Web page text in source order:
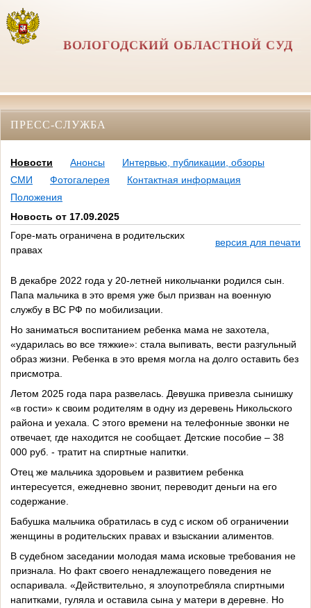
ВОЛОГОДСКИЙ ОБЛАСТНОЙ СУД
ПРЕСС-СЛУЖБА
Новости Анонсы
Интервью, публикации, обзоры
СМИ
Фотогалерея
Контактная информация
Положения
Новость от 17.09.2025
Горе-мать ограничена в родительских
правах
версия для печати
В декабре 2022 года у 20-летней никольчанки родился сын.
Папа мальчика в это время уже был призван на военную
службу в ВС РФ по мобилизации.
Но заниматься воспитанием ребенка мама не захотела,
«ударилась во все тяжкие»: стала выпивать, вести разгульный
образ жизни. Ребенка в это время могла на долго оставить без
присмотра.
Летом 2025 года пара развелась. Девушка привезла сынишку
«в гости» к своим родителям в одну из деревень Никольского
района и уехала. С этого времени на телефонные звонки не
отвечает, где находится не сообщает. Детские пособие – 38
000 руб. - тратит на спиртные напитки.
Отец же мальчика здоровьем и развитием ребенка
интересуется, ежедневно звонит, переводит деньги на его
содержание.
Бабушка мальчика обратилась в суд с иском об ограничении
женщины в родительских правах и взыскании алиментов.
В судебном заседании молодая мама исковые требования не
признала. Но факт своего ненадлежащего поведения не
оспаривала. «Действительно, я злоупотребляла спиртными
напитками, гуляла и оставила сына у матери в деревне. Но